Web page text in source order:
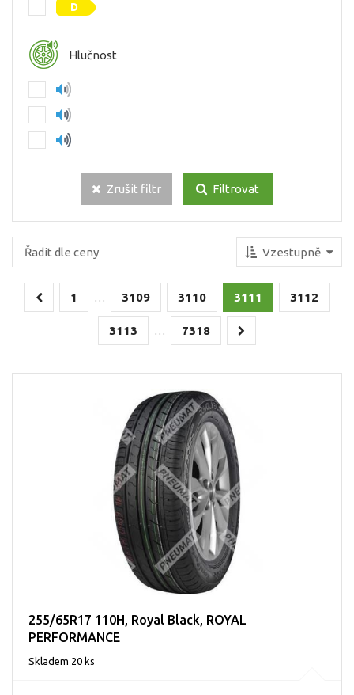
D
Hlučnost
Zrušit filtr Filtrovat
Řadit dle ceny Vzestupně
1 … 3109 3110 3111 3112
3113 … 7318
255/65R17 110H, Royal Black, ROYAL
PERFORMANCE
Skladem 20 ks